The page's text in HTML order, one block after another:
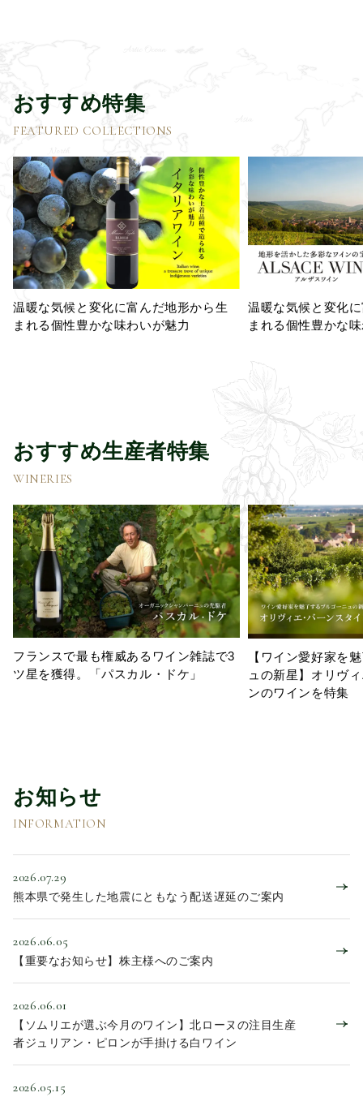
おすすめ特集
FEATURED COLLECTIONS
温暖な気候と変化に富んだ地形から生
まれる個性豊かな味わいが魅力
温暖な気候と変化
まれる個性豊かな
おすすめ生産者特集
WINERIES
フランスで最も権威あるワイン雑誌で3
ツ星を獲得。「パスカル・ドケ」
【ワイン愛好家を
ュの新星】オリヴ
ンのワインを特集
お知らせ
INFORMATION
2026.07.29
熊本県で発生した地震にともなう配送遅延のご案内
2026.06.05
【重要なお知らせ】株主様へのご案内
2026.06.01
【ソムリエが選ぶ今月のワイン】北ローヌの注目生産
者ジュリアン・ピロンが手掛ける白ワイン
2026.05.15